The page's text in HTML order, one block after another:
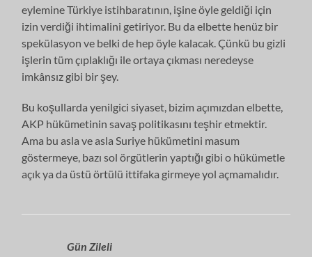
eylemine Türkiye istihbaratının, işine öyle geldiği için
izin verdiği ihtimalini getiriyor. Bu da elbette henüz bir
spekülasyon ve belki de hep öyle kalacak. Çünkü bu gizli
işlerin tüm çıplaklığı ile ortaya çıkması neredeyse
imkânsız gibi bir şey.
Bu koşullarda yenilgici siyaset, bizim açımızdan elbette,
AKP hükümetinin savaş politikasını teşhir etmektir.
Ama bu asla ve asla Suriye hükümetini masum
göstermeye, bazı sol örgütlerin yaptığı gibi o hükümetle
açık ya da üstü örtülü ittifaka girmeye yol açmamalıdır.
Gün Zileli